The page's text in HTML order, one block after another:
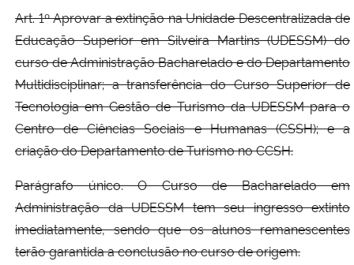
Art. 1º Aprovar a extinção na Unidade Descentralizada de
Educação Superior em Silveira Martins (UDESSM) do
curso de Administração Bacharelado e do Departamento
Multidisciplinar; a transferência do Curso Superior de
Tecnologia em Gestão de Turismo da UDESSM para o
Centro de Ciências Sociais e Humanas (CSSH); e a
criação do Departamento de Turismo no CCSH.
Parágrafo único. O Curso de Bacharelado em
Administração da UDESSM tem seu ingresso extinto
imediatamente, sendo que os alunos remanescentes
terão garantida a conclusão no curso de origem.